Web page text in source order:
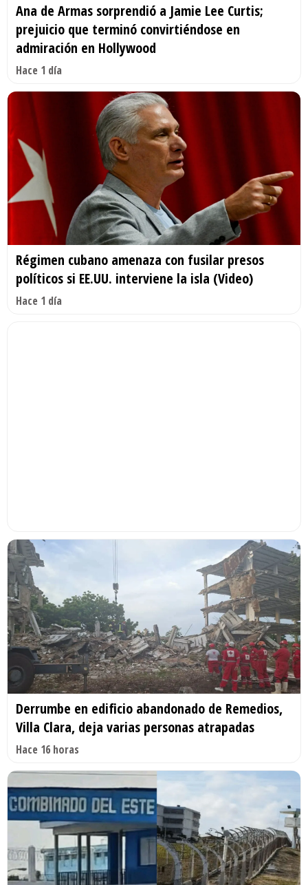
Ana de Armas sorprendió a Jamie Lee Curtis;
prejuicio que terminó convirtiéndose en
admiración en Hollywood
Hace 1 día
Régimen cubano amenaza con fusilar presos
políticos si EE.UU. interviene la isla (Video)
Hace 1 día
Derrumbe en edificio abandonado de Remedios,
Villa Clara, deja varias personas atrapadas
Hace 16 horas